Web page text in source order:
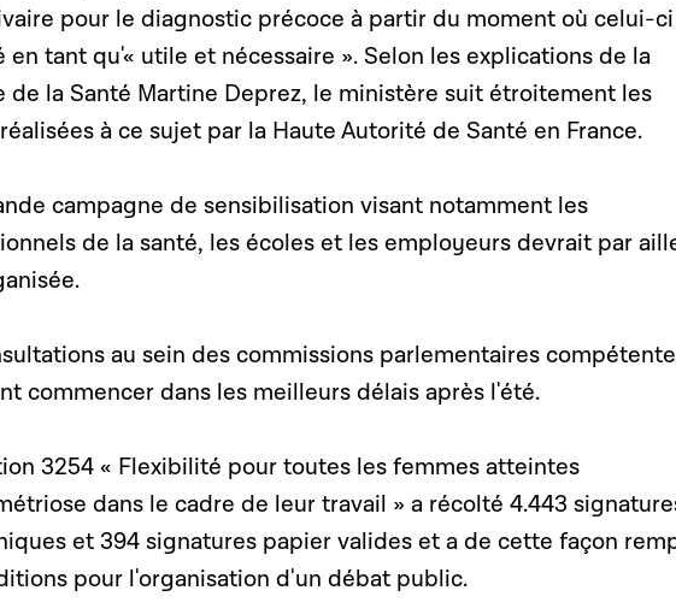
pour le diagnostic précoce à partir du moment où celui-
en tant qu'« utile et nécessaire ». Selon les explications de la
de la Santé Martine Deprez, le ministère suit étroitement les
à ce sujet par la Haute Autorité de Santé en France.
campagne de sensibilisation visant notamment les
de la santé, les écoles et les employeurs devrait par
au sein des commissions parlementaires
commencer dans les meilleurs délais après l'été.
3254 « Flexibilité pour toutes les femmes atteintes
dans le cadre de leur travail » a récolté 4.443
et 394 signatures papier valides et a de cette façon
pour l'organisation d'un débat public.